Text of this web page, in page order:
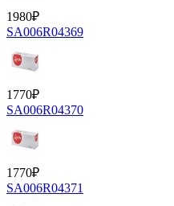
1980₽
SA006R04369
1770₽
SA006R04370
1770₽
SA006R04371